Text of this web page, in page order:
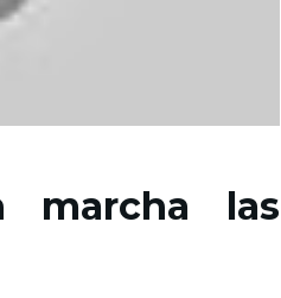
marcha las